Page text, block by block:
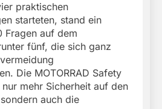
praktischen
starteten, stand ein
Fragen auf dem
fünf, die sich ganz
Die MOTORRAD Safety
mehr Sicherheit auf den
auch die